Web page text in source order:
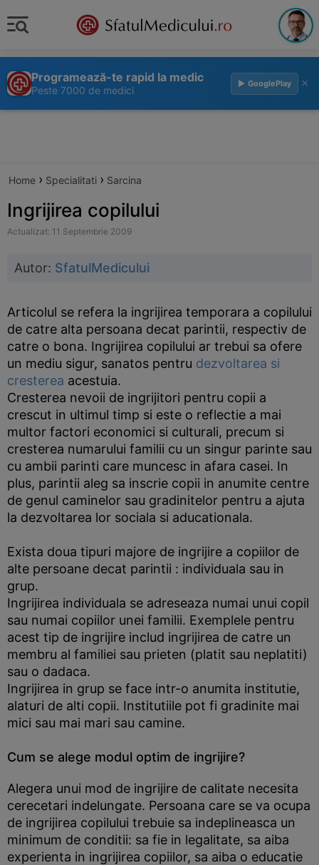
Programează-te rapid la medic
Peste 7000 de medici
▶ GooglePlay ×
Home › Specialitati › Sarcina
Ingrijirea copilului
Actualizat: 11 Septembrie 2009
Autor: SfatulMedicului
Articolul se refera la ingrijirea temporara a copilului
de catre alta persoana decat parintii, respectiv de
catre o bona. Ingrijirea copilului ar trebui sa ofere
un mediu sigur, sanatos pentru dezvoltarea si
cresterea acestuia.
Cresterea nevoii de ingrijitori pentru copii a
crescut in ultimul timp si este o reflectie a mai
multor factori economici si culturali, precum si
cresterea numarului familii cu un singur parinte sau
cu ambii parinti care muncesc in afara casei. In
plus, parintii aleg sa inscrie copii in anumite centre
de genul caminelor sau gradinitelor pentru a ajuta
la dezvoltarea lor sociala si aducationala.
Exista doua tipuri majore de ingrijire a copiilor de
alte persoane decat parintii : individuala sau in
grup.
Ingrijirea individuala se adreseaza numai unui copil
sau numai copiilor unei familii. Exemplele pentru
acest tip de ingrijire includ ingrijirea de catre un
membru al familiei sau prieten (platit sau neplatiti)
sau o dadaca.
Ingrijirea in grup se face intr-o anumita institutie,
alaturi de alti copii. Institutiile pot fi gradinite mai
mici sau mai mari sau camine.
Cum se alege modul optim de ingrijire?
Alegera unui mod de ingrijire de calitate necesita
cerecetari indelungate. Persoana care se va ocupa
de ingrijirea copilului trebuie sa indeplineasca un
minimum de conditii: sa fie in legalitate, sa aiba
experienta in ingrijirea copiilor, sa aiba o educatie